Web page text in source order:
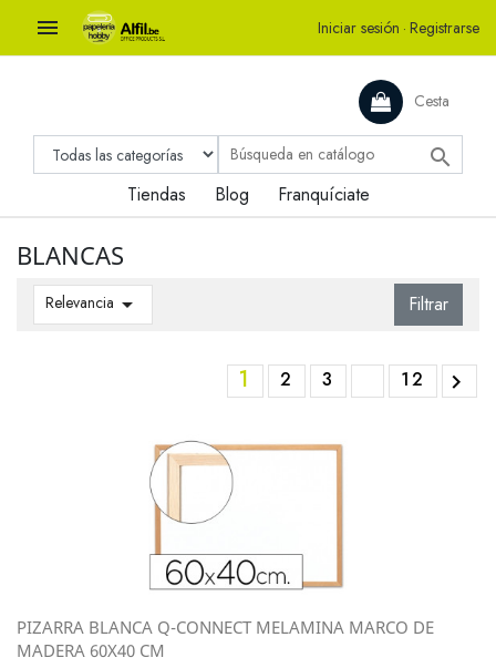
 Iniciar sesión · Registrarse
Cesta

Tiendas Blog Franquíciate
BLANCAS
Relevancia  Filtrar
1 2 3 12 
PIZARRA BLANCA Q-CONNECT MELAMINA MARCO DE
MADERA 60X40 CM